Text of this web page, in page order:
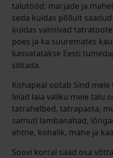
talutööd: marjade ja
seda kuidas põllult
kuidas valmivad
poes ja ka suuremates
kasvatatakse Eesti
silitada.
Kohapeal ootab Sind
leiad laia valiku meie talu
tatrahelbed, tatrapasta,
samuti lambanahad,
ehtne, kohalik, mahe ja
Soovi korral saad osa